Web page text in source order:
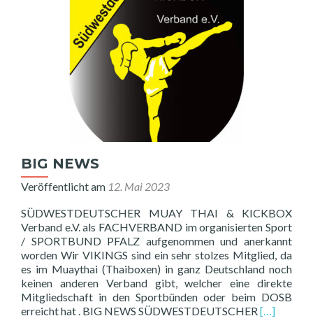
Horbacher
Muehle
Event
.
BIG NEWS
Veröffentlicht am 12. Mai 2023
SÜDWESTDEUTSCHER MUAY THAI & KICKBOX
Verband e.V. als FACHVERBAND im organisierten Sport
/ SPORTBUND PFALZ aufgenommen und anerkannt
worden Wir VIKINGS sind ein sehr stolzes Mitglied, da
es im Muaythai (Thaiboxen) in ganz Deutschland noch
keinen anderen Verband gibt, welcher eine direkte
Mitgliedschaft in den Sportbünden oder beim DOSB
erreicht hat . BIG NEWS SÜDWESTDEUTSCHERRead
[…]